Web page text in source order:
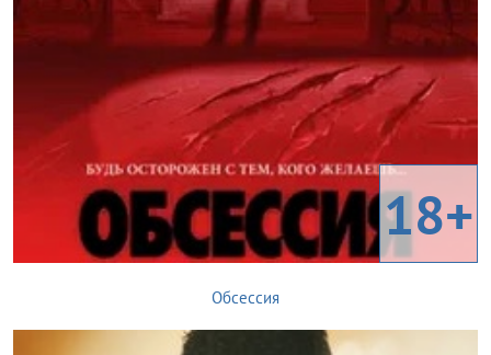
18+
Обсессия